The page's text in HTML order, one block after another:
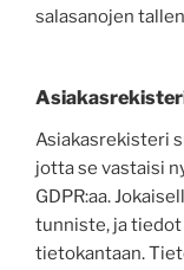
salasanojen
Asiakasrekisteri
jotta se vastaisi
GDPR:aa.
tunniste, ja
tietokantaan.